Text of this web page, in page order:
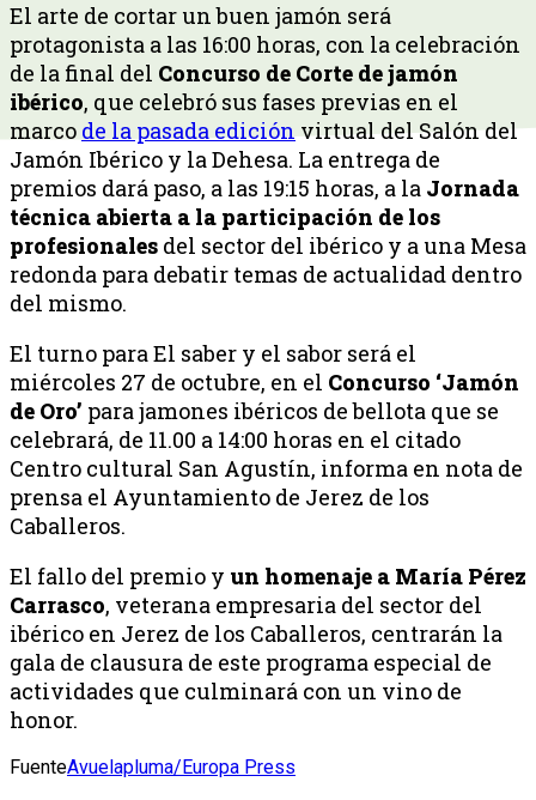
El arte de cortar un buen jamón será
protagonista a las 16:00 horas, con la celebración
de la final del Concurso de Corte de jamón
ibérico, que celebró sus fases previas en el
marco de la pasada ediciónvirtual del Salón del
Jamón Ibérico y la Dehesa. La entrega de
premios dará paso, a las 19:15 horas, a la Jornada
técnica abierta a la participación de los
profesionales del sector del ibérico y a una Mesa
redonda para debatir temas de actualidad dentro
del mismo.
El turno para El saber y el sabor será el
miércoles 27 de octubre, en el Concurso ‘Jamón
de Oro’ para jamones ibéricos de bellota que se
celebrará, de 11.00 a 14:00 horas en el citado
Centro cultural San Agustín, informa en nota de
prensa el Ayuntamiento de Jerez de los
Caballeros.
El fallo del premio y un homenaje a María Pérez
Carrasco, veterana empresaria del sector del
ibérico en Jerez de los Caballeros, centrarán la
gala de clausura de este programa especial de
actividades que culminará con un vino de
honor.
FuenteAvuelapluma/Europa Press